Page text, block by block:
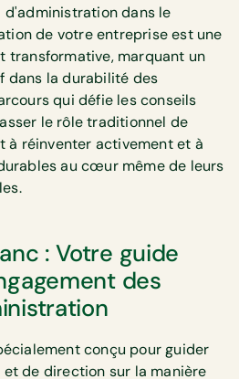
dans le
de votre entreprise est une
transformative, marquant un
dans la durabilité des
qui défie les conseils
le rôle traditionnel de
à réinventer activement et à
au cœur même de leurs
: Votre guide
des
conçu pour guider
de direction sur la manière